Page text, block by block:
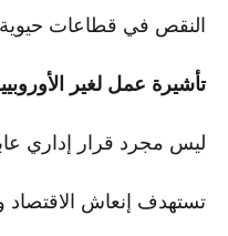
النقص في قطاعات حيوية،
تأشيرة عمل لغير الأوروبيين بين
ليس مجرد قرار إداري
تستهدف إنعاش الاقتصاد